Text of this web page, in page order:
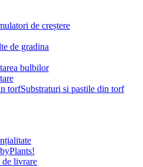
de creștere
de gradina
bulbilor
Substraturi si pastile din torf
livrare